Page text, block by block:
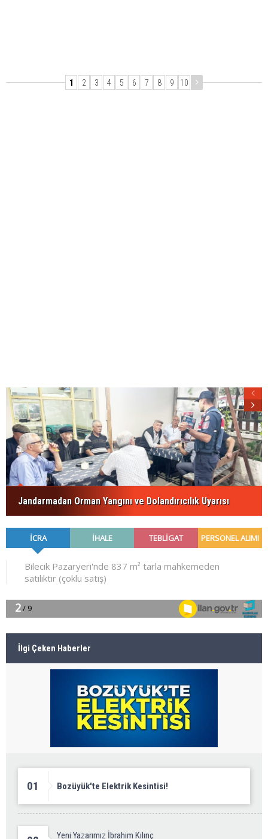
1 2 3 4 5 6 7 8 9 10
Jandarmadan Orman Yangını ve Dolandırıcılık Uyarısı
İlgi Çeken Haberler
01 Bozüyük'te Elektrik Kesintisi!
Yeni Yazarımız İbrahim Kılınç